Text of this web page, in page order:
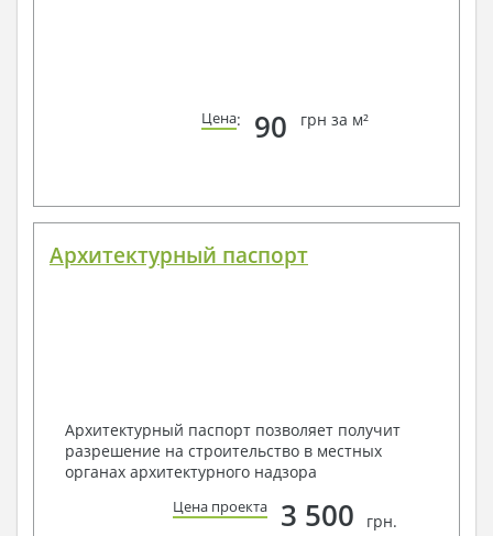
Цена: 90 грн за м²
Архитектурный паспорт
Архитектурный паспорт позволяет получит
разрешение на строительство в местных
органах архитектурного надзора
Цена проекта 3 500 грн.